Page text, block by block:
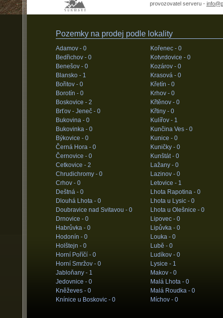
provozovatel serveru -
Pozemky na prodej podle lokality
Adamov - 0
Bedřichov - 0
Benešov - 0
Blansko - 1
Bořitov - 0
Borotín - 0
Boskovice - 2
Brťov - Jeneč - 0
Bukovina - 0
Bukovinka - 0
Býkovice - 0
Černá Hora - 0
Černovice - 0
Cetkovice - 2
Chrudichromy - 0
Crhov - 0
Deštná - 0
Dlouhá Lhota - 0
Doubravice nad Svitavou - 0
Drnovice - 0
Habrůvka - 0
Hodonín - 0
Holštejn - 0
Horní Poříčí - 0
Horní Smržov - 0
Jabloňany - 1
Jedovnice - 0
Kněževes - 0
Knínice u Boskovic - 0
Kořenec - 0
Kotvrdovice - 0
Kozárov - 0
Krasová - 0
Křetín - 0
Krhov - 0
Křtěnov - 0
Křtiny - 0
Kulířov - 1
Kunčina Ves - 0
Kunice - 0
Kuničky - 0
Kunštát - 0
Lažany - 0
Lazinov - 0
Letovice - 1
Lhota Rapotina - 0
Lhota u Lysic - 0
Lhota u Olešnice - 0
Lipovec - 0
Lipůvka - 0
Louka - 0
Lubě - 0
Ludíkov - 0
Lysice - 1
Makov - 0
Malá Lhota - 0
Malá Roudka - 0
Míchov - 0